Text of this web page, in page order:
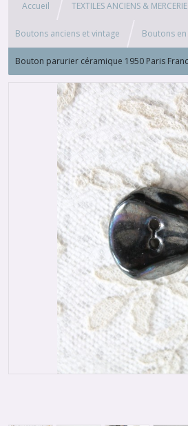
Accueil TEXTILES ANCIENS & MERCERIE
Boutons anciens et vintage Boutons
Bouton parurier céramique 1950 Paris